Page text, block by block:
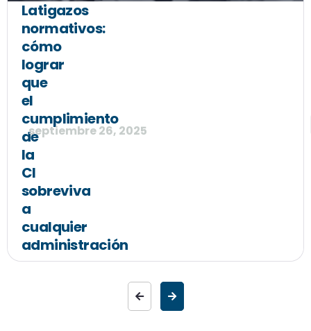
Latigazos
normativos:
cómo
lograr
que
el
cumplimiento
de
la
CI
sobreviva
a
cualquier
administración
septiembre 26, 2025